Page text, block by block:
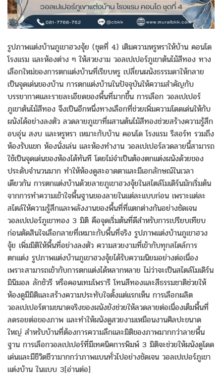
รูปภาพแต่งบ้านภูเขาฮวงจุ้ย (ชุดที่ 4) เติมความหรูหราให้บ้าน คอนโด
โรงแรม และห้องต่าง ๆ ให้สวยงาม วอลเปเปอร์ภูเขาต้นไม้สีทอง ทาง
เลือกใหม่ของการตกแต่งบ้านที่เรียบหรู เปลี่ยนผนังธรรมดาให้กลาย
เป็นจุดเด่นของบ้าน การตกแต่งบ้านในปัจจุบันให้ความสำคัญกับ
บรรยากาศและรายละเอียดของพื้นที่มากขึ้น การเลือก วอลเปเปอร์
ภูเขาต้นไม้สีทอง จึงเป็นอีกหนึ่งทางเลือกที่ช่วยเพิ่มความโดดเด่นให้กับ
ผนังได้อย่างลงตัว ลวดลายภูเขาที่ผสานต้นไม้สีทองช่วยสร้างความรู้สึก
อบอุ่น สงบ และหรูหรา เหมาะกับบ้าน คอนโด โรงแรม รีสอร์ท รวมถึง
ห้องรับแขก ห้องนั่งเล่น และห้องทำงาน วอลเปเปอร์ลวดลายนี้สามารถ
ใช้เป็นจุดเด่นของห้องได้ทันที โดยไม่จำเป็นต้องตกแต่งผนังด้วยของ
ประดับจำนวนมาก ทำให้ห้องดูสะอาดตาและมีเอกลักษณ์ในเวลา
เดียวกัน การตกแต่งบ้านด้วยลายภูเขาฮวงจุ้ยในสไตล์โมเดิร์นมักเริ่มต้น
จากการทำความเข้าใจพื้นฐานของลายในแต่ละแบบก่อน เพราะแต่ละ
สไตล์ให้ความรู้สึกและพลังงานของพื้นที่ที่แตกต่างกันอย่างชัดเจน
วอลเปเปอร์ภูเขาทอง 3 มิติ คือจุดเริ่มต้นที่ดีสำหรับการเปรียบเทียบ
ก่อนตัดสินใจเลือกลายที่เหมาะกับพื้นที่จริง รูปภาพแต่งบ้านภูเขาฮวง
จุ้ย เพิ่มมิติให้พื้นที่อย่างลงตัว ความสวยงามที่เข้ากับทุกสไตล์การ
ตกแต่ง รูปภาพแต่งบ้านภูเขาฮวงจุ้ยได้รับความนิยมอย่างต่อเนื่อง
เพราะสามารถเข้ากับการตกแต่งได้หลากหลาย ไม่ว่าจะเป็นสไตล์โมเดิร์น
มินิมอล ลักชัวรี หรือคอนเทมโพรารี โทนสีทองและสีธรรมชาติช่วยให้
ห้องดูมีมิติและสร้างความประทับใจตั้งแต่แรกเห็น การเลือกผลิต
วอลเปเปอร์ตามขนาดจริงของผนังยังช่วยให้ลวดลายต่อเนื่องเต็มพื้นที่
ลดรอยต่อของภาพ และทำให้ผนังดูสวยงามเหมือนงานศิลปะขนาด
ใหญ่ สำหรับบ้านที่ต้องการความลึกและมิติของภาพมากกว่าลายพื้น
ฐาน การเลือกวอลเปเปอร์ที่มีเทคนิคการพิมพ์ 3 มิติจะช่วยให้ผนังดูโดด
เด่นและมีชีวิตชีวามากกว่าภาพแบนทั่วไปอย่างชัดเจน วอลเปเปอร์ภูเขา
แต่งบ้าน ในแบบ 3[อ่านต่อ]